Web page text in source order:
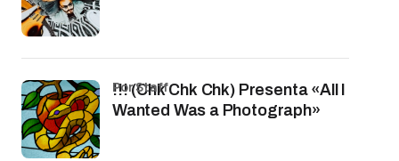
!!! (Chk Chk Chk) Presenta «All I
Wanted Was a Photograph»
por Staff